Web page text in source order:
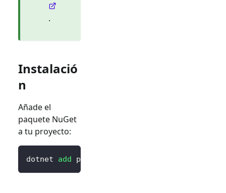
.
Instalació
n
Añade el
paquete NuGet
a tu proyecto:
dotnet add package